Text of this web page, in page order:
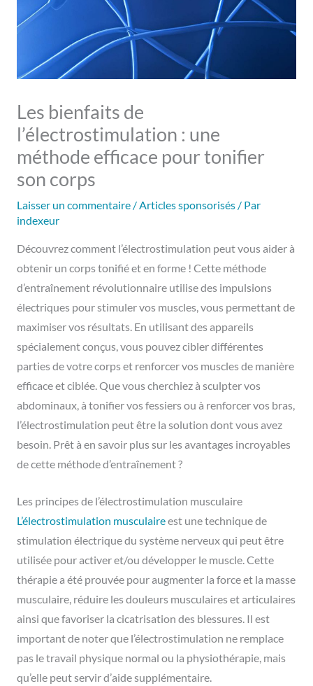
Les bienfaits de
l’électrostimulation : une
méthode efficace pour tonifier
son corps
Laisser un commentaire /Articles sponsorisés/ Par
indexeur
Découvrez comment l’électrostimulation peut vous aider à
obtenir un corps tonifié et en forme ! Cette méthode
d’entraînement révolutionnaire utilise des impulsions
électriques pour stimuler vos muscles, vous permettant de
maximiser vos résultats. En utilisant des appareils
spécialement conçus, vous pouvez cibler différentes
parties de votre corps et renforcer vos muscles de manière
efficace et ciblée. Que vous cherchiez à sculpter vos
abdominaux, à tonifier vos fessiers ou à renforcer vos bras,
l’électrostimulation peut être la solution dont vous avez
besoin. Prêt à en savoir plus sur les avantages incroyables
de cette méthode d’entraînement ?
Les principes de l’électrostimulation musculaire
L’électrostimulation musculaireest une technique de
stimulation électrique du système nerveux qui peut être
utilisée pour activer et/ou développer le muscle. Cette
thérapie a été prouvée pour augmenter la force et la masse
musculaire, réduire les douleurs musculaires et articulaires
ainsi que favoriser la cicatrisation des blessures. Il est
important de noter que l’électrostimulation ne remplace
pas le travail physique normal ou la physiothérapie, mais
qu’elle peut servir d’aide supplémentaire.